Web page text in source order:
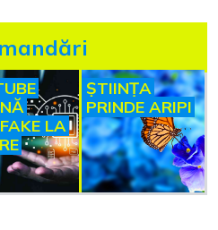
LA
ȘTIINȚA
PRINDE ARIPI